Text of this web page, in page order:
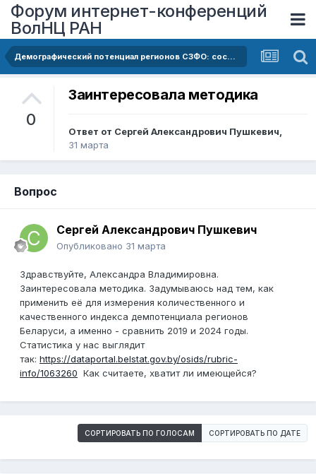
Форум интернет-конференций
ВолНЦ РАН
Демографический потенциал регионов СЗФО: состояние и тенденции
0
Заинтересовала методика
Ответ от Сергей Александрович Пушкевич,
31 марта
Вопрос
Сергей Александрович Пушкевич
Опубликовано 31 марта
Здравствуйте, Александра Владимировна.
Заинтересовала методика. Задумываюсь над тем, как
применить её для измерения количественного и
качественного индекса демпотенциала регионов
Беларуси, а именно - сравнить 2019 и 2024 годы.
Статистика у нас выглядит
так: https://dataportal.belstat.gov.by/osids/rubric-
info/1063260 Как считаете, хватит ли имеющейся?
СОРТИРОВАТЬ ПО ГОЛОСАМ СОРТИРОВАТЬ ПО ДАТЕ